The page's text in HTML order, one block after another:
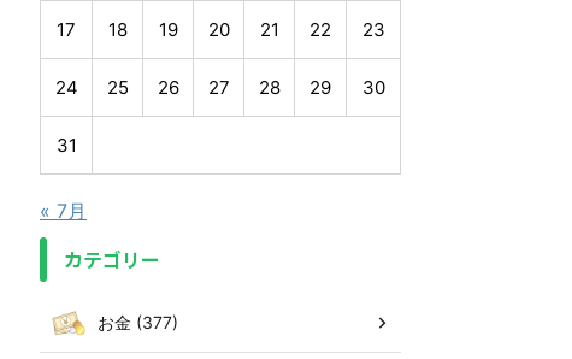
17 18 19 20 21 22 23
24 25 26 27 28 29 30
31
« 7月
カテゴリー
お金 (377)